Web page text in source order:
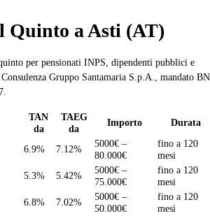
Quinto a Asti (AT)
per pensionati INPS, dipendenti pubblici e
Gruppo Santamaria S.p.A., mandato
TAN
da
TAEG
da
Importo Durata
6.9% 7.12%
5000€ –
80.000€
fino a 120
mesi
5.3% 5.42%
5000€ –
75.000€
fino a 120
mesi
6.8% 7.02%
5000€ –
50.000€
fino a 120
mesi